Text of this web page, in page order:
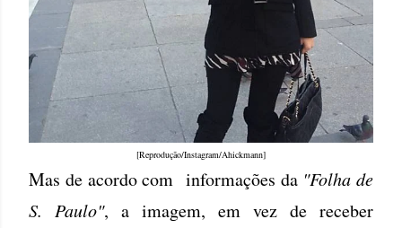
[Reprodução/Instagram/Ahickmann]
Mas de acordo com informações da "Folha de
S. Paulo", a imagem, em vez de receber